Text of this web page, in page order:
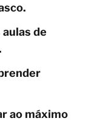
de
ao máximo